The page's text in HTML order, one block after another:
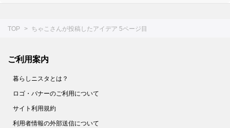
TOP ちゃこさんが投稿したアイデア 5ページ目
ご利用案内
暮らしニスタとは？
ロゴ・バナーのご利用について
サイト利用規約
利用者情報の外部送信について